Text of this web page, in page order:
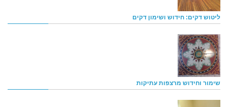
ליטוש דקים: חידוש ושימון דקים
שימור וחידוש מרצפות עתיקות